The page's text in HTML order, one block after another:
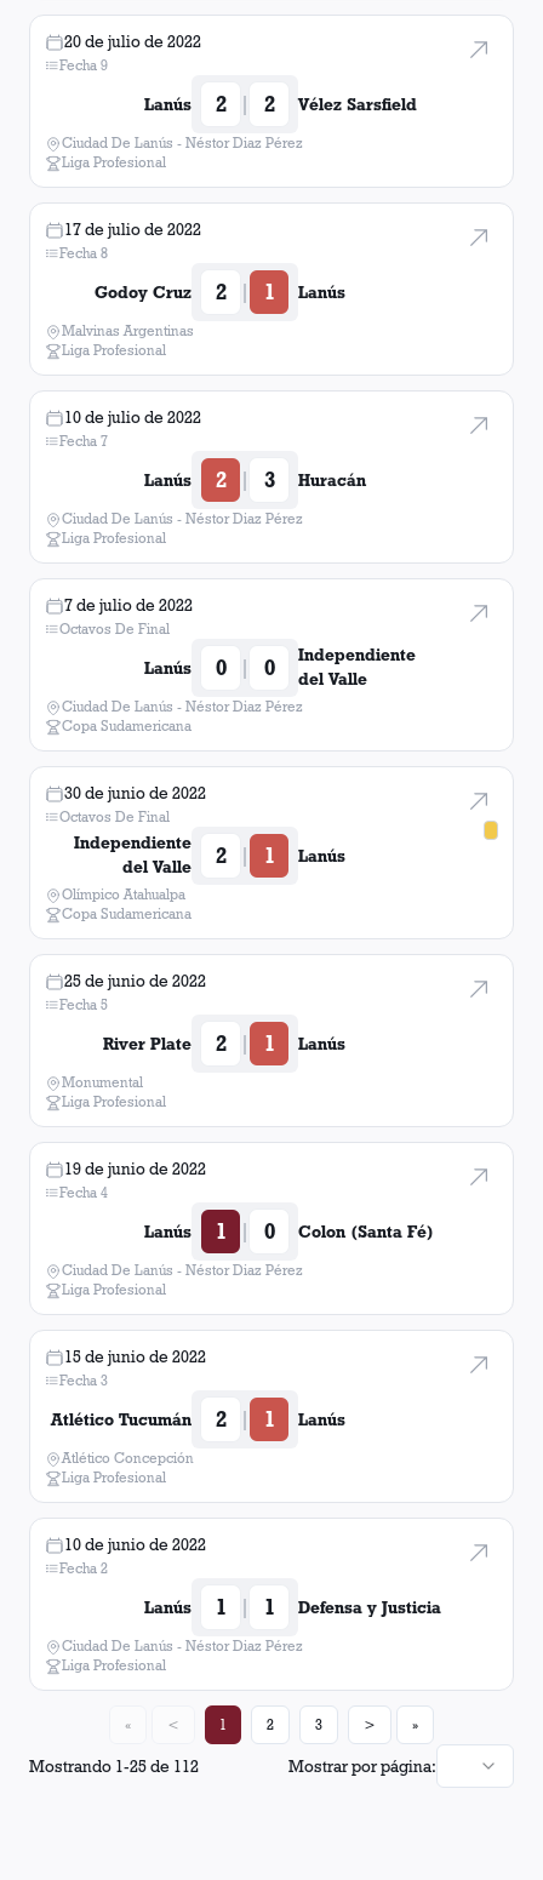
20 de julio de 2022
Fecha 9
Lanús 2 | 2 Vélez Sarsfield
Ciudad De Lanús - Néstor Diaz Pérez
Liga Profesional
17 de julio de 2022
Fecha 8
Godoy Cruz 2 | 1 Lanús
Malvinas Argentinas
Liga Profesional
10 de julio de 2022
Fecha 7
Lanús 2 | 3 Huracán
Ciudad De Lanús - Néstor Diaz Pérez
Liga Profesional
7 de julio de 2022
Octavos De Final
Lanús 0 | 0
Independiente
del Valle
Ciudad De Lanús - Néstor Diaz Pérez
Copa Sudamericana
30 de junio de 2022
Octavos De Final
Independiente
del Valle
2 | 1 Lanús
Olímpico Atahualpa
Copa Sudamericana
25 de junio de 2022
Fecha 5
River Plate 2 | 1 Lanús
Monumental
Liga Profesional
19 de junio de 2022
Fecha 4
Lanús 1 | 0 Colon (Santa Fé)
Ciudad De Lanús - Néstor Diaz Pérez
Liga Profesional
15 de junio de 2022
Fecha 3
Atlético Tucumán 2 | 1 Lanús
Atlético Concepción
Liga Profesional
10 de junio de 2022
Fecha 2
Lanús 1 | 1 Defensa y Justicia
Ciudad De Lanús - Néstor Diaz Pérez
Liga Profesional
Mostrando 1-25de 112 Mostrar por página:
« < 1 2 3 > »